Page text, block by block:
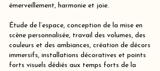
émerveillement, harmonie et joie.
Étude de l’espace, conception de la mise en
scène personnalisée, travail des volumes, des
couleurs et des ambiances, création de décors
immersifs, installations décoratives et points
forts visuels dédiés aux temps forts de la